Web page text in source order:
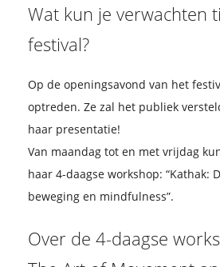
Wat kun je verwachten
festival?
Op de openingsavond van het
optreden. Ze zal het publiek
haar presentatie!
Van maandag tot en met vrijdag
haar 4-daagse workshop: “Kathak:
beweging en mindfulness”.
Over de 4-daagse